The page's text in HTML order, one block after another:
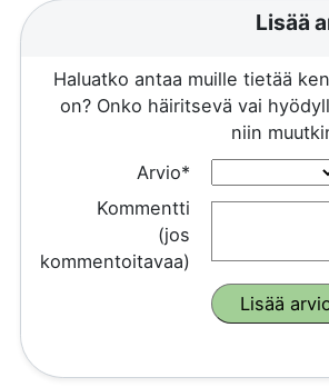
Lisää
Haluatko antaa muille tietää
on? Onko häiritsevä vai
niin
Arvio*
Kommentti
(jos
kommentoitavaa)